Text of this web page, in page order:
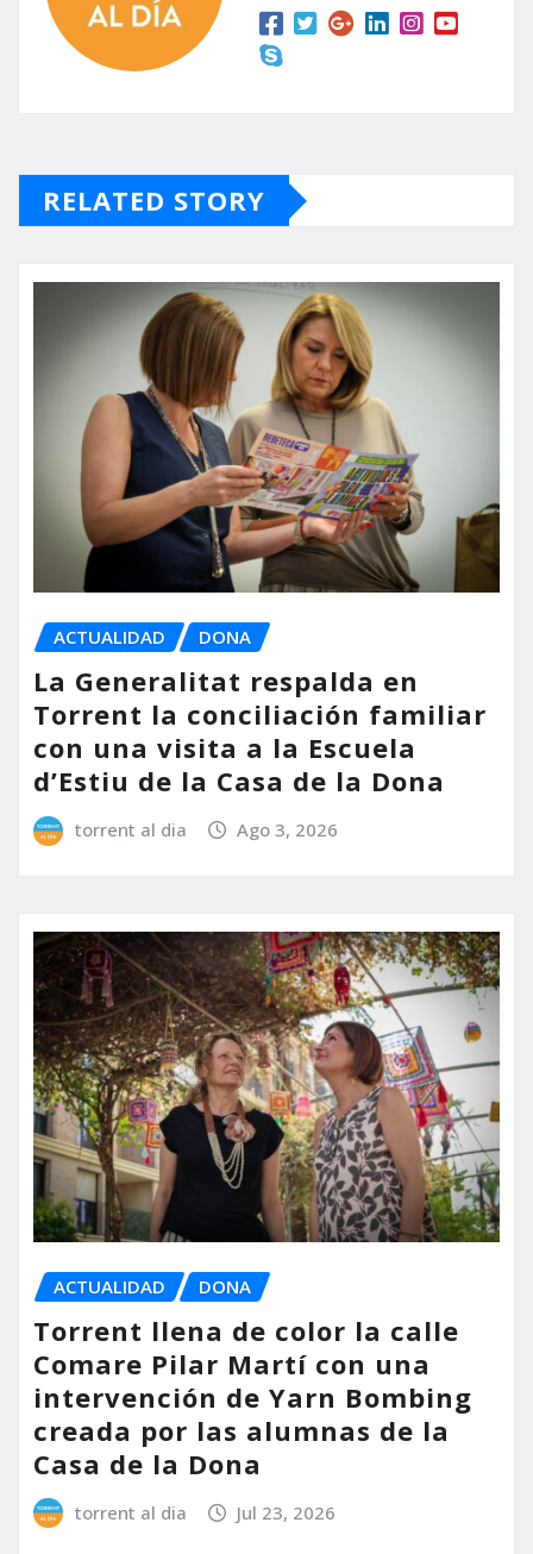
RELATED STORY
ACTUALIDAD DONA
La Generalitat respalda en
Torrent la conciliación familiar
con una visita a la Escuela
d’Estiu de la Casa de la Dona
torrent al dia Ago 3, 2026
ACTUALIDAD DONA
Torrent llena de color la calle
Comare Pilar Martí con una
intervención de Yarn Bombing
creada por las alumnas de la
Casa de la Dona
torrent al dia Jul 23, 2026